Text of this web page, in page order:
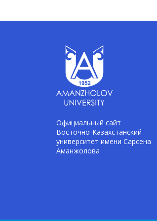
Официальный сайт
Восточно-Казахстанский
университет имени Сарсена
Аманжолова